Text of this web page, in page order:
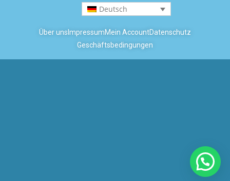
Deutsch
Über uns ImpressumMein AccountDatenschutz
Geschäftsbedingungen